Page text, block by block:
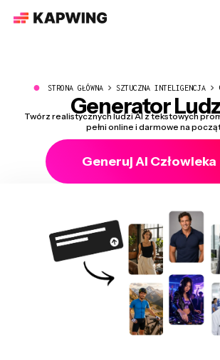
● STRONA GŁÓWNA SZTUCZNA INTELIGENCJA
Generator
Twórz realistycznych ludzi AI z tekstowych
pełni online i darmowe na
Generuj AI Człowieka